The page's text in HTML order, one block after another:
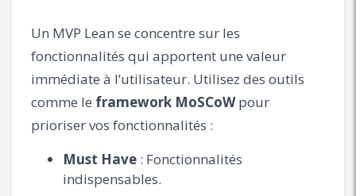
Un MVP Lean se concentre sur les
fonctionnalités qui apportent une valeur
immédiate à l’utilisateur. Utilisez des outils
comme le framework MoSCoWpour
prioriser vos fonctionnalités :
Must Have : Fonctionnalités
indispensables.